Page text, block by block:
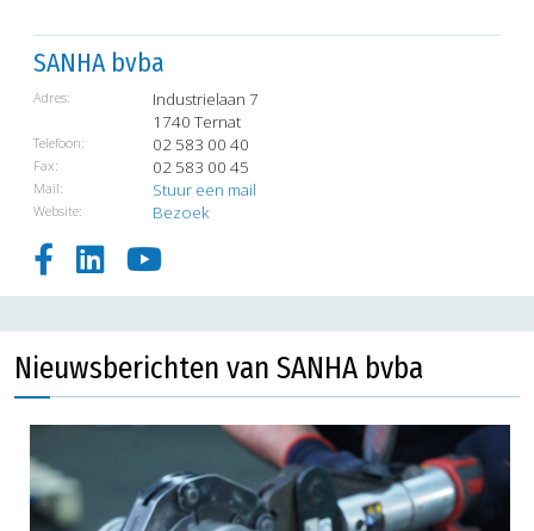
SANHA bvba
Adres:
Industrielaan 7
1740 Ternat
Telefoon: 02 583 00 40
Fax: 02 583 00 45
Mail: Stuur een mail
Website: Bezoek
Nieuwsberichten van SANHA bvba